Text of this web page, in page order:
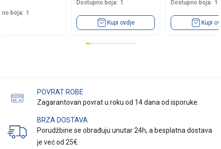
boja: 1
Dostupno boja: 1
Kupi ovdje
Dostupno boja: 1
Kupi
POVRAT ROBE
Zagarantovan povrat u roku od 14 dana od isporuke.
BRZA DOSTAVA
Porudžbine se obrađuju unutar 24h, a besplatna dostava
je već od 25€.